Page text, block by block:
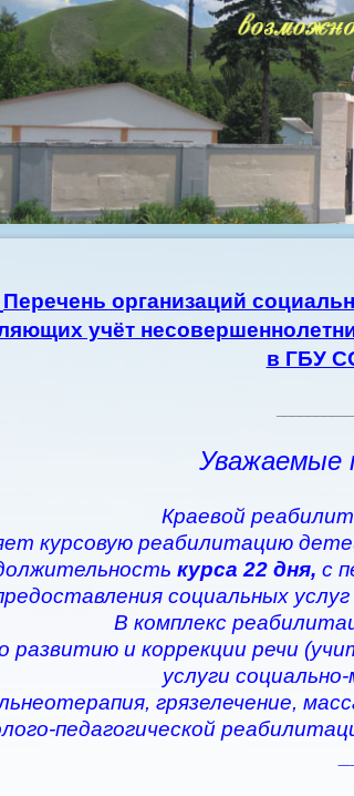
Перечень организаций
учёт
в ГБУ
Уважаемые
Краевой
курсовую реабилитацию
курса 22 дня, с
социальных
В комплекс
развитию и коррекции речи
услуги
грязелечение,
педагогической